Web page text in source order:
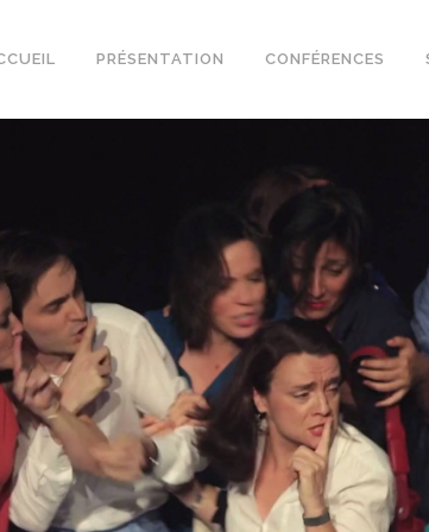
PRÉSENTATION CONFÉRENCES